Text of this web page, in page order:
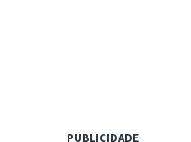
PUBLICIDADE